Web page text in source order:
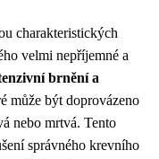
charakteristických
velmi nepříjemné a
brnění a
může být doprovázeno
nebo mrtvá. Tento
správného krevního